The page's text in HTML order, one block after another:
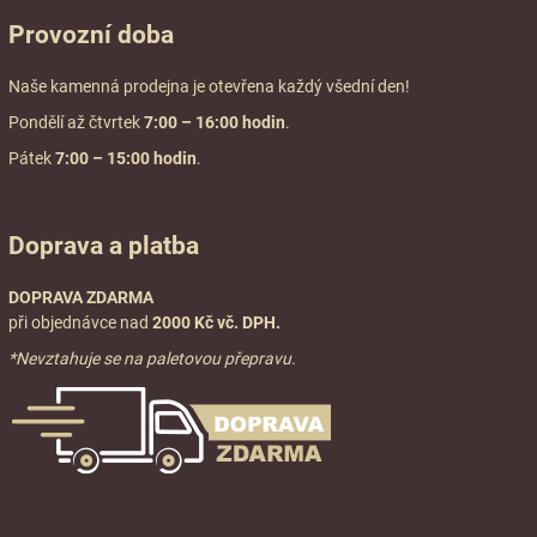
Provozní doba
Naše kamenná prodejna je otevřena každý všední den!
Pondělí až čtvrtek7:00 – 16:00 hodin.
Pátek7:00 – 15:00 hodin.
Doprava a platba
DOPRAVA ZDARMA
při objednávce nad 2000 Kč vč. DPH.
*Nevztahuje se na paletovou přepravu.